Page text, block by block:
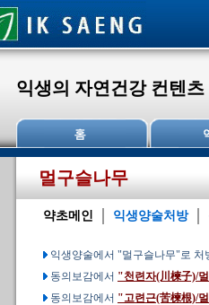
익생의 자연건강 컨텐츠
멀구슬나무
약초메인 익생양술처방
익생양술에서 "멀구슬나무"로 처
동의보감에서 "천련자(川楝子)/
동의보감에서 "고련근(苦楝根)/